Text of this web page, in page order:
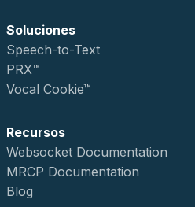
Soluciones
Speech-to-Text
PRX™
Vocal Cookie™
Recursos
Websocket Documentation
MRCP Documentation
Blog